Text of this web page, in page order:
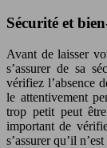
Sécurité et
Avant de laisser
s’assurer de sa
vérifiez l’absence
le attentivement
trop petit peut
important de
s’assurer qu’il